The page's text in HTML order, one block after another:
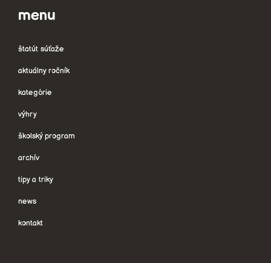
menu
štatút súťaže
aktuálny ročník
kategórie
výhry
školský program
archív
tipy a triky
news
kontakt